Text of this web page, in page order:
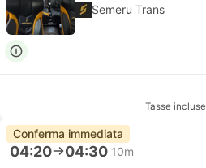
Semeru Trans
Tasse incluse
Conferma immediata
04:20 04:30 10m